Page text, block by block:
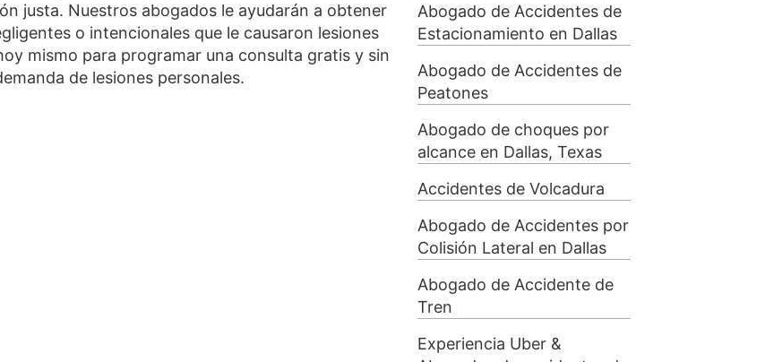
justa. Nuestros abogados le ayudarán a obtener
o intencionales que le causaron lesiones
mismo para programar una consulta gratis y sin
de lesiones personales.
Abogado de Accidentes de
Estacionamiento en Dallas
Abogado de Accidentes de
Peatones
Abogado de choques por
alcance en Dallas, Texas
Accidentes de Volcadura
Abogado de Accidentes por
Colisión Lateral en Dallas
Abogado de Accidente de
Tren
Experiencia Uber &